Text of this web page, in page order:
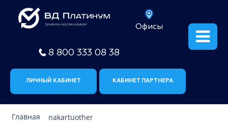
Офисы
8 800 333 08 38
ЛИЧНЫЙ КАБИНЕТ КАБИНЕТ ПАРТНЕРА
Главная nakartuother